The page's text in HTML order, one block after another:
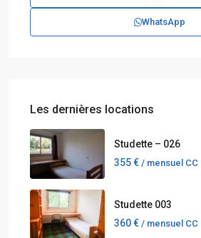
WhatsApp
Les dernières locations
Studette – 026
355 € / mensuel CC
Studette 003
360 € / mensuel CC